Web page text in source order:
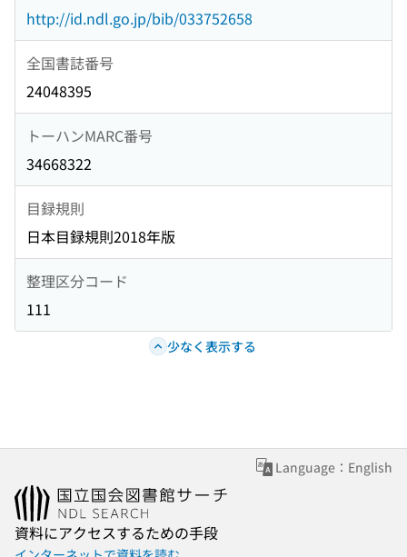
http://id.ndl.go.jp/bib/033752658
全国書誌番号
24048395
トーハンMARC番号
34668322
目録規則
日本目録規則2018年版
整理区分コード
111
少なく表示する
Language：English
資料にアクセスするための手段